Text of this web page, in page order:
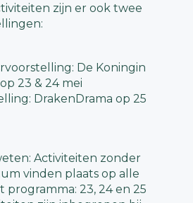
zijn er ook twee
De Koningin
23 & 24 mei
DrakenDrama op 25
Activiteiten zonder
vinden plaats op alle
programma: 23, 24 en 25